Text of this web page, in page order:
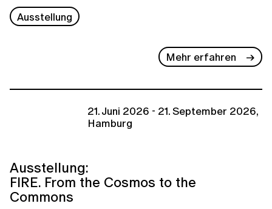
Ausstellung
Mehr erfahren
21. Juni 2026 - 21. September 2026,
Hamburg
Ausstellung:
FIRE. From the Cosmos to the
Commons